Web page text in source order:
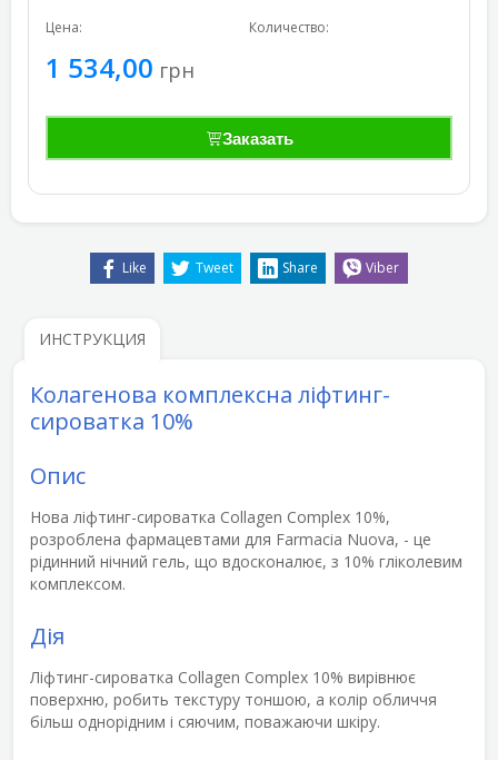
Цена:
1 534,00 грн
Количество:
Заказать
Like Tweet Share Viber
ИНСТРУКЦИЯ
Колагенова комплексна ліфтинг-
сироватка 10%
Опис
Нова ліфтинг-сироватка Collagen Complex 10%,
розроблена фармацевтами для Farmacia Nuova, - це
рідинний нічний гель, що вдосконалює, з 10% гліколевим
комплексом.
Дія
Ліфтинг-сироватка Collagen Complex 10% вирівнює
поверхню, робить текстуру тоншою, а колір обличчя
більш однорідним і сяючим, поважаючи шкіру.